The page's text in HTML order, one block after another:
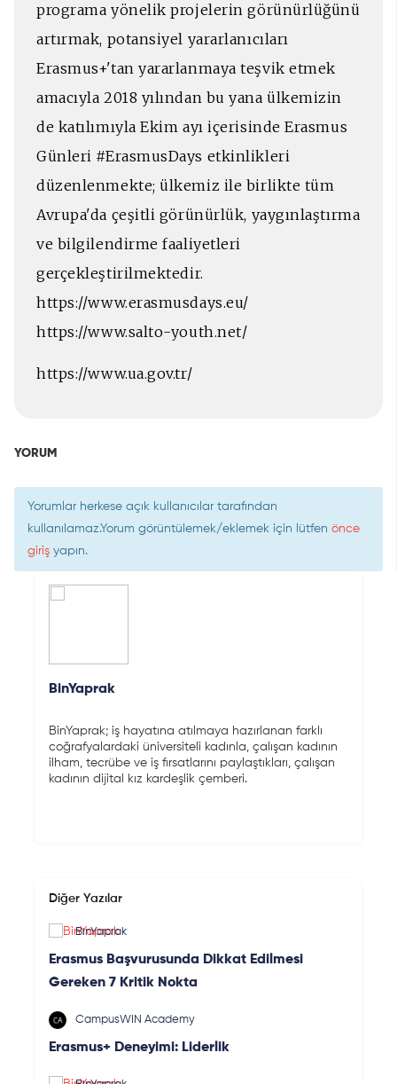
programa yönelik projelerin görünürlüğünü
artırmak, potansiyel yararlanıcıları
Erasmus+'tan yararlanmaya teşvik etmek
amacıyla 2018 yılından bu yana ülkemizin
de katılımıyla Ekim ayı içerisinde Erasmus
Günleri #ErasmusDays etkinlikleri
düzenlenmekte; ülkemiz ile birlikte tüm
Avrupa'da çeşitli görünürlük, yaygınlaştırma
ve bilgilendirme faaliyetleri
gerçekleştirilmektedir.
https://www.erasmusdays.eu/
https://www.salto-youth.net/
https://www.ua.gov.tr/
YORUM
Yorumlar herkese açık kullanıcılar tarafından
kullanılamaz.Yorum görüntülemek/eklemek için lütfen önce
giriş yapın.
BinYaprak
BinYaprak; iş hayatına atılmaya hazırlanan farklı
coğrafyalardaki üniversiteli kadınla, çalışan kadının
ilham, tecrübe ve iş fırsatlarını paylaştıkları, çalışan
kadının dijital kız kardeşlik çemberi.
Diğer Yazılar
BinYaprak
Erasmus Başvurusunda Dikkat Edilmesi
Gereken 7 Kritik Nokta
CampusWIN Academy
Erasmus+ Deneyimi: Liderlik